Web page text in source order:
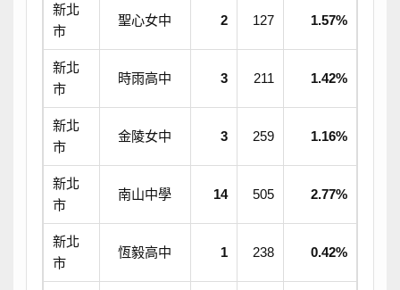
新北
市
聖心女中 2 127 1.57%
新北
市
時雨高中 3 211 1.42%
新北
市
金陵女中 3 259 1.16%
新北
市
南山中學 14 505 2.77%
新北
市
恆毅高中 1 238 0.42%